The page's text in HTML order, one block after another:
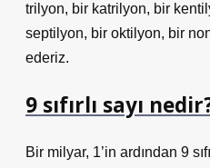
trilyon, bir katrilyon, bir
septilyon, bir oktilyon, bir
ederiz.
9 sıfırlı sayı
Bir milyar, 1’in ardından 9